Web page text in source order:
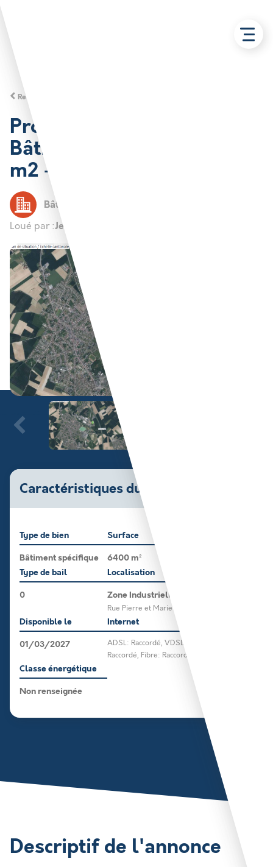
Retour aux solutions
Projet neuf – Logisterra –
Bâtiment industriel 6400
m2 – Labourse
Bâtiment spécifique
Loué par :Jean-Charles SYOEN
Caractéristiques du bien
Type de bien
Bâtiment spécifique
Surface
6400 m²
Type de bail
0
Localisation
Zone Industrielle
Rue Pierre et Marie Curie
Disponible le
01/03/2027
Internet
ADSL: Raccordé, VDSL:
Raccordé, Fibre: Raccordé
Classe énergétique
Non renseignée
Descriptif de l'annonce